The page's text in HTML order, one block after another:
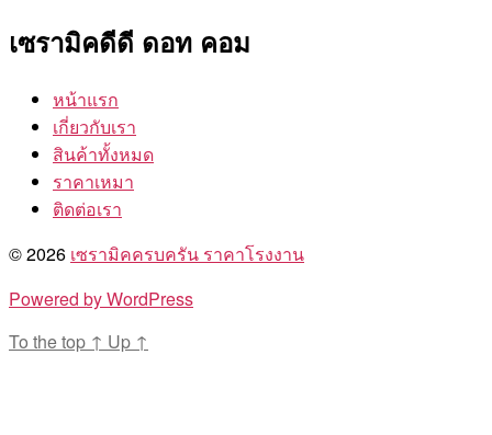
เซรามิคดีดี ดอท คอม
หน้าแรก
เกี่ยวกับเรา
สินค้าทั้งหมด
ราคาเหมา
ติดต่อเรา
© 2026 เซรามิคครบครัน ราคาโรงงาน
Powered by WordPress
To the top ↑ Up ↑